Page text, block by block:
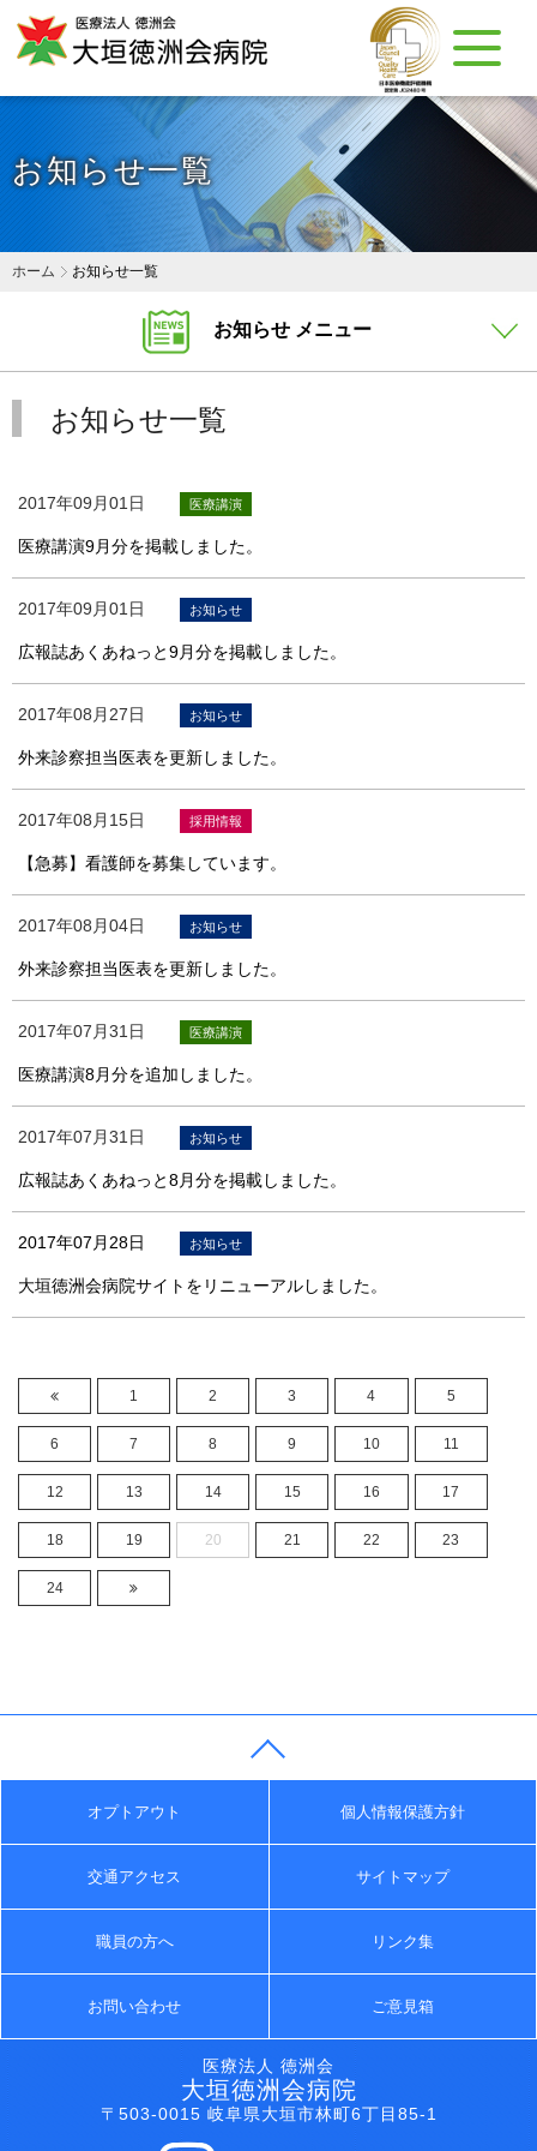
お知らせ一覧
ホーム お知らせ一覧
お知らせ一覧
2017年09月01日 医療講演
医療講演9月分を掲載しました。
2017年09月01日 お知らせ
広報誌あくあねっと9月分を掲載しました。
2017年08月27日 お知らせ
外来診察担当医表を更新しました。
2017年08月15日 採用情報
【急募】看護師を募集しています。
2017年08月04日 お知らせ
外来診察担当医表を更新しました。
2017年07月31日 医療講演
医療講演8月分を追加しました。
2017年07月31日 お知らせ
広報誌あくあねっと8月分を掲載しました。
2017年07月28日 お知らせ
大垣徳洲会病院サイトをリニューアルしました。
1 2 3 4 5
6 7 8 9 10 11
12 13 14 15 16 17
18 19 20 21 22 23
24
お知らせ メニュー
オプトアウト 個人情報保護方針
交通アクセス サイトマップ
職員の方へ リンク集
お問い合わせ ご意見箱
医療法人 徳洲会
大垣徳洲会病院
〒503-0015 岐阜県大垣市林町6丁目85-1